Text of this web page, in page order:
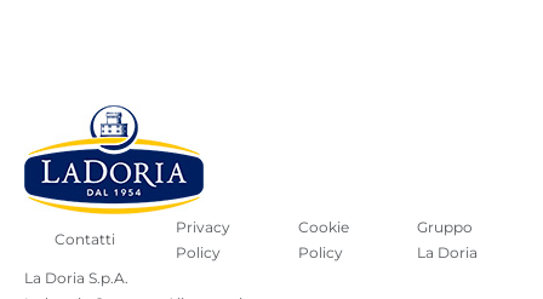
Contatti
Privacy
Policy
Cookie
Policy
Gruppo
La Doria
La Doria S.p.A.